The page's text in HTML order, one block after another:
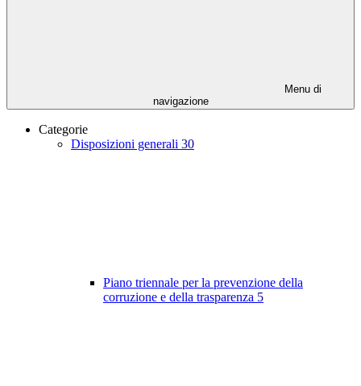
Menu di
navigazione
Categorie
Disposizioni generali 30
Piano triennale per la prevenzione della
corruzione e della trasparenza 5